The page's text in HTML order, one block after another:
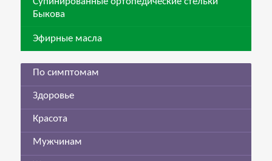
Быкова
Эфирные масла
По симптомам
Здоровье
Красота
Мужчинам